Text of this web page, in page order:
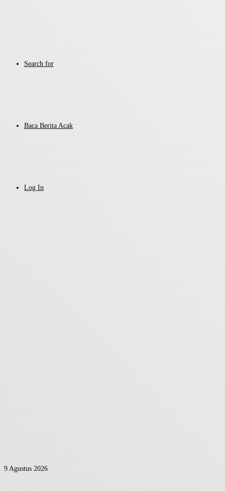
Search for
Baca Berita Acak
Log In
9 Agustus 2026